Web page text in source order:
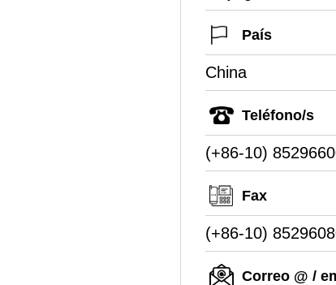
País
China
Teléfono/s
(+86-10)
Fax
(+86-10)
Correo @ /